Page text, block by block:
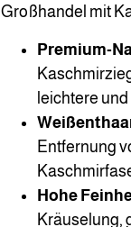
Großhandel mit
Premium-
leichtere
Entfernung
Hohe
Kräuselung,